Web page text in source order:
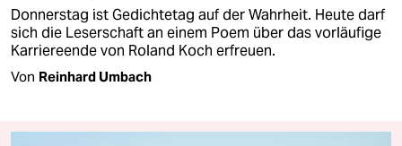
Donnerstag ist Gedichtetag auf der Wahrheit. Heute darf
sich die Leserschaft an einem Poem über das vorläufige
Karriereende von Roland Koch erfreuen.
Von Reinhard Umbach